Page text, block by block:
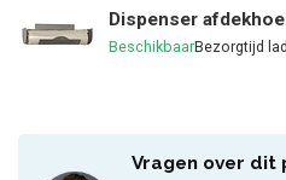
Dispenser
Beschikbaar
Vragen over dit